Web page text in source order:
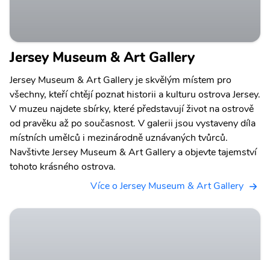
Jersey Museum & Art Gallery
Jersey Museum & Art Gallery je skvělým místem pro
všechny, kteří chtějí poznat historii a kulturu ostrova Jersey.
V muzeu najdete sbírky, které představují život na ostrově
od pravěku až po současnost. V galerii jsou vystaveny díla
místních umělců i mezinárodně uznávaných tvůrců.
Navštivte Jersey Museum & Art Gallery a objevte tajemství
tohoto krásného ostrova.
Více o Jersey Museum & Art Gallery